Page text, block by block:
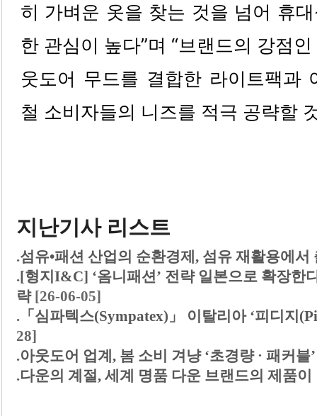
히 가벼운 옷을 찾는 것을 넘어 휴
한 관심이 높다”며 “브랜드의 강점
웃도어 무드를 결합한 라이트팩과
철 소비자들의 니즈를 적극 공략할
지난기사 리스트
.섬유•패션 산업의 순환경제, 섬유 재활용에
.[형지I&C] ‘옴니패션’ 전략 일본으로 확장한
략 [26-06-05]
. 「심파텍스(Sympatex)」 이탈리아 ‘피디지
28]
.아웃도어 업계, 봄 소비 겨냥 ‘초경량 · 패커
.다운의 계절, 세계 명품 다운 브랜드의 제품